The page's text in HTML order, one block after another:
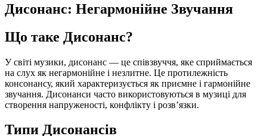
Дисонанс: Негармонійне Звучання
Що таке Дисонанс?
У світі музики, дисонанс — це співзвуччя, яке сприймається
на слух як негармонійне і незлитне. Це протилежність
консонансу, який характеризується як приємне і гармонійне
звучання. Дисонанси часто використовуються в музиці для
створення напруженості, конфлікту і розв’язки.
Типи Дисонансів